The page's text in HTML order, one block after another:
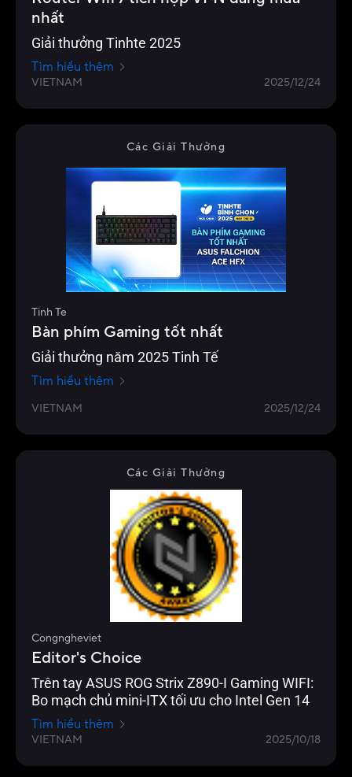
nhất
Giải thưởng Tinhte 2025
Tìm hiểu thêm
VIETNAM 2025/12/24
Các Giải Thưởng
Tinh Te
Bàn phím Gaming tốt nhất
Giải thưởng năm 2025 Tinh Tế
Tìm hiểu thêm
VIETNAM 2025/12/24
Các Giải Thưởng
Congngheviet
Editor's Choice
Trên tay ASUS ROG Strix Z890-I Gaming WIFI:
Bo mạch chủ mini-ITX tối ưu cho Intel Gen 14
Tìm hiểu thêm
VIETNAM 2025/10/18